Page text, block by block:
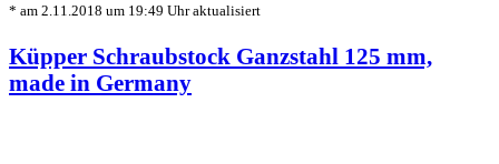
* am 2.11.2018 um 19:49 Uhr aktualisiert
Küpper Schraubstock Ganzstahl 125 mm,
made in Germany